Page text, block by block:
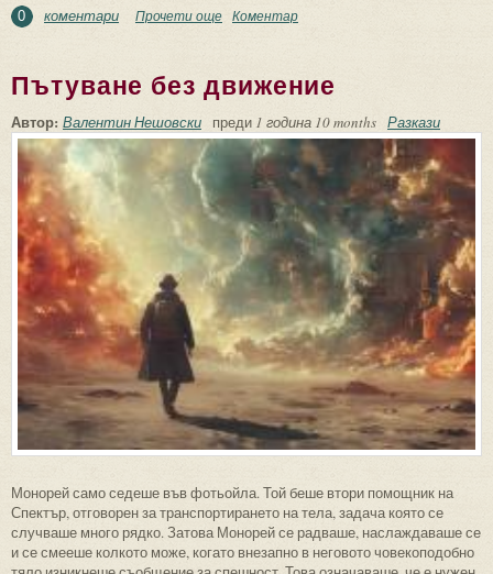
0 коментари Прочети още about Ухание на злато
Коментар
Пътуване без движение
Автор: Валентин Нешовски преди 1 година 10 months Разкази
Монорей само седеше във фотьойла. Той беше втори помощник на
Спектър, отговорен за транспортирането на тела, задача която се
случваше много рядко. Затова Монорей се радваше, наслаждаваше се
и се смееше колкото може, когато внезапно в неговото човекоподобно